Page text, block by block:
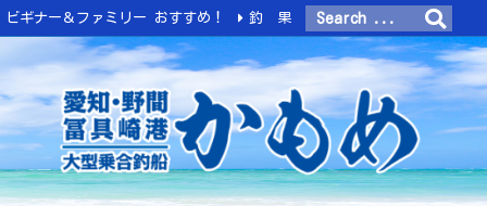
ビギナー＆ファミリー おすすめ！ 釣 果